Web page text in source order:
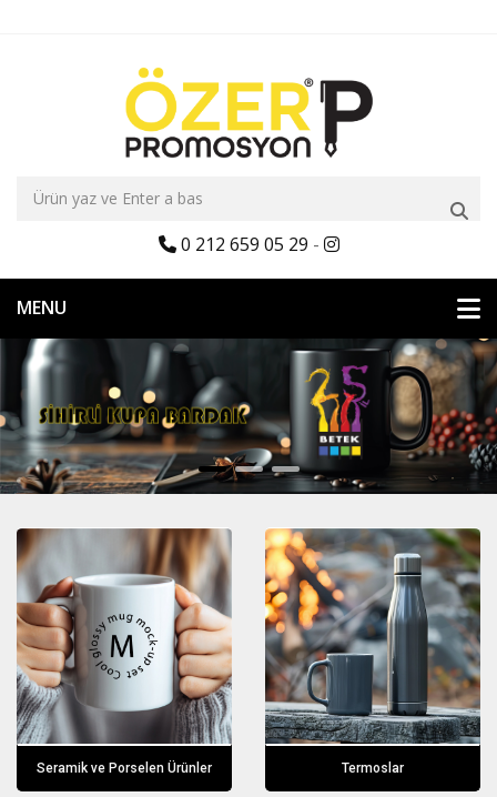
0 212 659 05 29 -
MENU
Özer Promosyon
Seramik ve Porselen Ürünler Termoslar